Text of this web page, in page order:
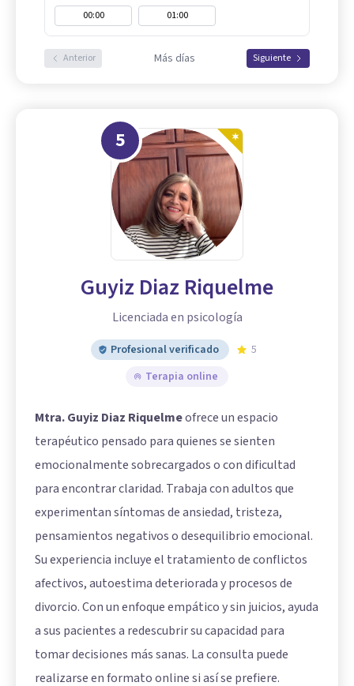
00:00 01:00
Anterior Más días Siguiente
5
Guyiz Diaz Riquelme
Licenciada en psicología
Profesional verificado
5
Terapia online
Mtra. Guyiz Diaz Riquelmeofrece un espacio
terapéutico pensado para quienes se sienten
emocionalmente sobrecargados o con dificultad
para encontrar claridad. Trabaja con adultos que
experimentan síntomas de ansiedad, tristeza,
pensamientos negativos o desequilibrio emocional.
Su experiencia incluye el tratamiento de conflictos
afectivos, autoestima deteriorada y procesos de
divorcio. Con un enfoque empático y sin juicios, ayuda
a sus pacientes a redescubrir su capacidad para
tomar decisiones más sanas. La consulta puede
realizarse en formato online si así se prefiere.